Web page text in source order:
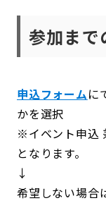
参加まで
申込フォームに
かを選択
※イベント申込
となります。
↓
希望しない場合